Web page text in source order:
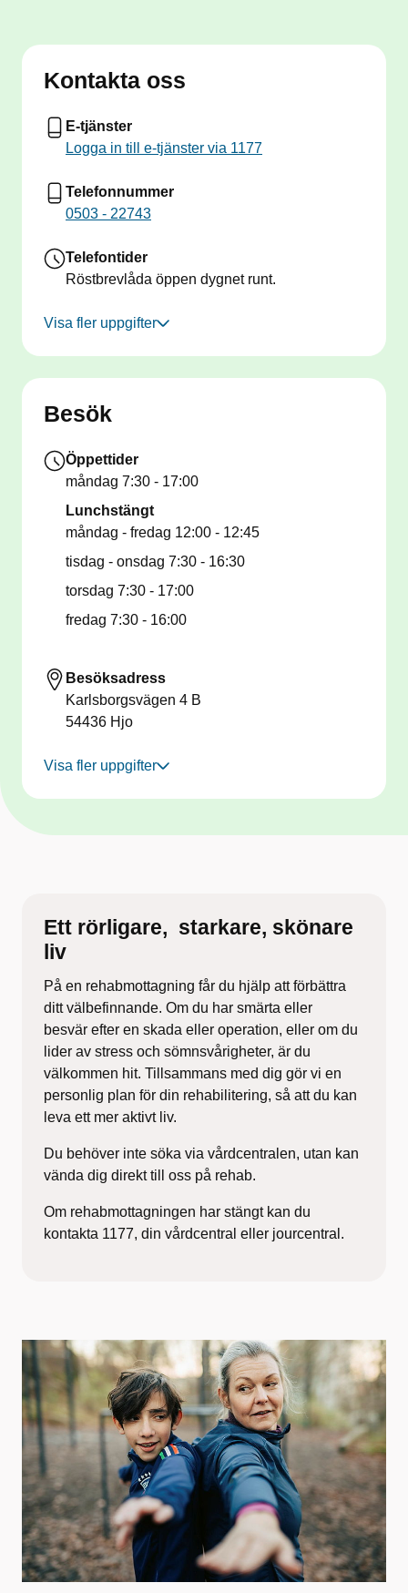
Kontakta oss
E-tjänster
Logga in till e-tjänster via 1177
Telefonnummer
0503 - 22743
Telefontider
Röstbrevlåda öppen dygnet runt.
Visa fler uppgifter
Besök
Öppettider
måndag 7:30 - 17:00
Lunchstängt
måndag - fredag 12:00 - 12:45
tisdag - onsdag 7:30 - 16:30
torsdag 7:30 - 17:00
fredag 7:30 - 16:00
Besöksadress
Karlsborgsvägen 4 B
54436 Hjo
Visa fler uppgifter
Ett rörligare, ​ starkare, skönare
liv​
På en rehabmottagning får du hjälp att förbättra
ditt välbefinnande. Om du har smärta eller
besvär efter en skada eller operation, eller om du
lider av stress och sömnsvårigheter, är du
välkommen hit. Tillsammans med dig gör vi en
personlig plan för din rehabilitering, så att du kan
leva ett mer aktivt liv.
Du behöver inte söka via vårdcentralen, utan kan
vända dig direkt till oss på rehab.
Om rehabmottagningen har stängt kan du
kontakta 1177, din vårdcentral eller jourcentral.